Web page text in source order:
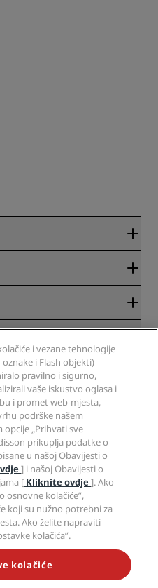
Rewards
PONUDE
i vezane tehnologije
i Flash objekti)
pravilno i sigurno,
vaše iskustvo oglasa i
i promet web-mjesta,
podrške našem
„Prihvati sve
prikuplja podatke o
u našoj Obavijesti o
] i našoj Obavijesti o
[ Kliknite ovdje]. Ako
osnovne kolačiće”,
koji su nužno potrebni za
Ako želite napraviti
kolačića”.
kolačiće